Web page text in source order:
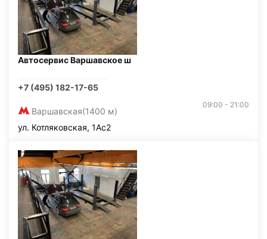
Автосервис Варшавское ш
+7 (495) 182-17-65
Варшавская(1400 м)
09:00 - 21:00
ул. Котляковская, 1Ас2